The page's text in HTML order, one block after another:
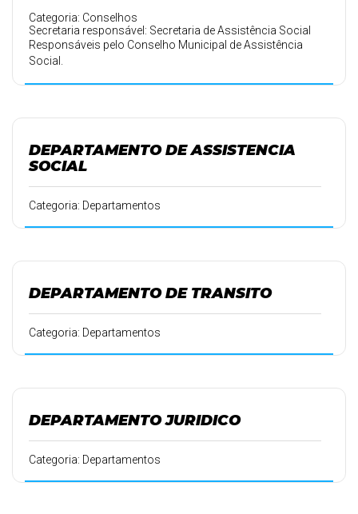
Categoria: Conselhos
Secretaria responsável: Secretaria de Assistência Social
Responsáveis pelo Conselho Municipal de Assistência
Social.
DEPARTAMENTO DE ASSISTENCIA
SOCIAL
Categoria: Departamentos
DEPARTAMENTO DE TRANSITO
Categoria: Departamentos
DEPARTAMENTO JURIDICO
Categoria: Departamentos